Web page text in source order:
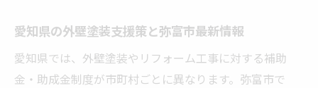
愛知県の外壁塗装支援策と弥富市最新情報
愛知県では、外壁塗装やリフォーム工事に対する補助
金・助成金制度が市町村ごとに異なります。弥富市で